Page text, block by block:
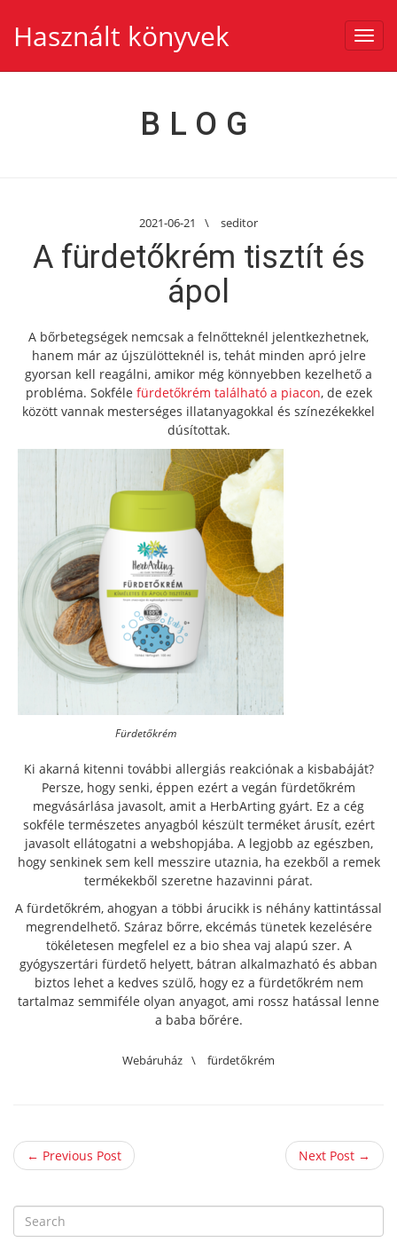
Használt könyvek
BLOG
2021-06-21 \ seditor
A fürdetőkrém tisztít és
ápol
A bőrbetegségek nemcsak a felnőtteknél jelentkezhetnek,
hanem már az újszülötteknél is, tehát minden apró jelre
gyorsan kell reagálni, amikor még könnyebben kezelhető a
probléma. Sokféle fürdetőkrém található a piacon, de ezek
között vannak mesterséges illatanyagokkal és színezékekkel
dúsítottak.
Fürdetőkrém
Ki akarná kitenni további allergiás reakciónak a kisbabáját?
Persze, hogy senki, éppen ezért a vegán fürdetőkrém
megvásárlása javasolt, amit a HerbArting gyárt. Ez a cég
sokféle természetes anyagból készült terméket árusít, ezért
javasolt ellátogatni a webshopjába. A legjobb az egészben,
hogy senkinek sem kell messzire utaznia, ha ezekből a remek
termékekből szeretne hazavinni párat.
A fürdetőkrém, ahogyan a többi árucikk is néhány kattintással
megrendelhető. Száraz bőrre, ekcémás tünetek kezelésére
tökéletesen megfelel ez a bio shea vaj alapú szer. A
gyógyszertári fürdető helyett, bátran alkalmazható és abban
biztos lehet a kedves szülő, hogy ez a fürdetőkrém nem
tartalmaz semmiféle olyan anyagot, ami rossz hatással lenne
a baba bőrére.
Webáruház \ fürdetőkrém
← Previous Post Next Post →
e